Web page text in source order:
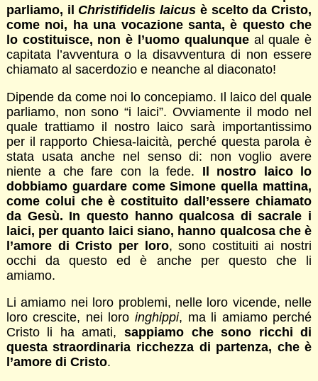
parliamo, il Christifidelis laicus è scelto da Cristo,
come noi, ha una vocazione santa, è questo che
lo costituisce, non è l’uomo qualunqueal quale è
capitata l’avventura o la disavventura di non essere
chiamato al sacerdozio e neanche al diaconato!
Dipende da come noi lo concepiamo. Il laico del quale
parliamo, non sono “i laici”. Ovviamente il modo nel
quale trattiamo il nostro laico sarà importantissimo
per il rapporto Chiesa-laicità, perché questa parola è
stata usata anche nel senso di: non voglio avere
niente a che fare con la fede. Il nostro laico lo
dobbiamo guardare come Simone quella mattina,
come colui che è costituito dall’essere chiamato
da Gesù. In questo hanno qualcosa di sacrale i
laici, per quanto laici siano, hanno qualcosa che è
l’amore di Cristo per loro, sono costituiti ai nostri
occhi da questo ed è anche per questo che li
amiamo.
Li amiamo nei loro problemi, nelle loro vicende, nelle
loro crescite, nei loro inghippi, ma li amiamo perché
Cristo li ha amati, sappiamo che sono ricchi di
questa straordinaria ricchezza di partenza, che è
l’amore di Cristo.